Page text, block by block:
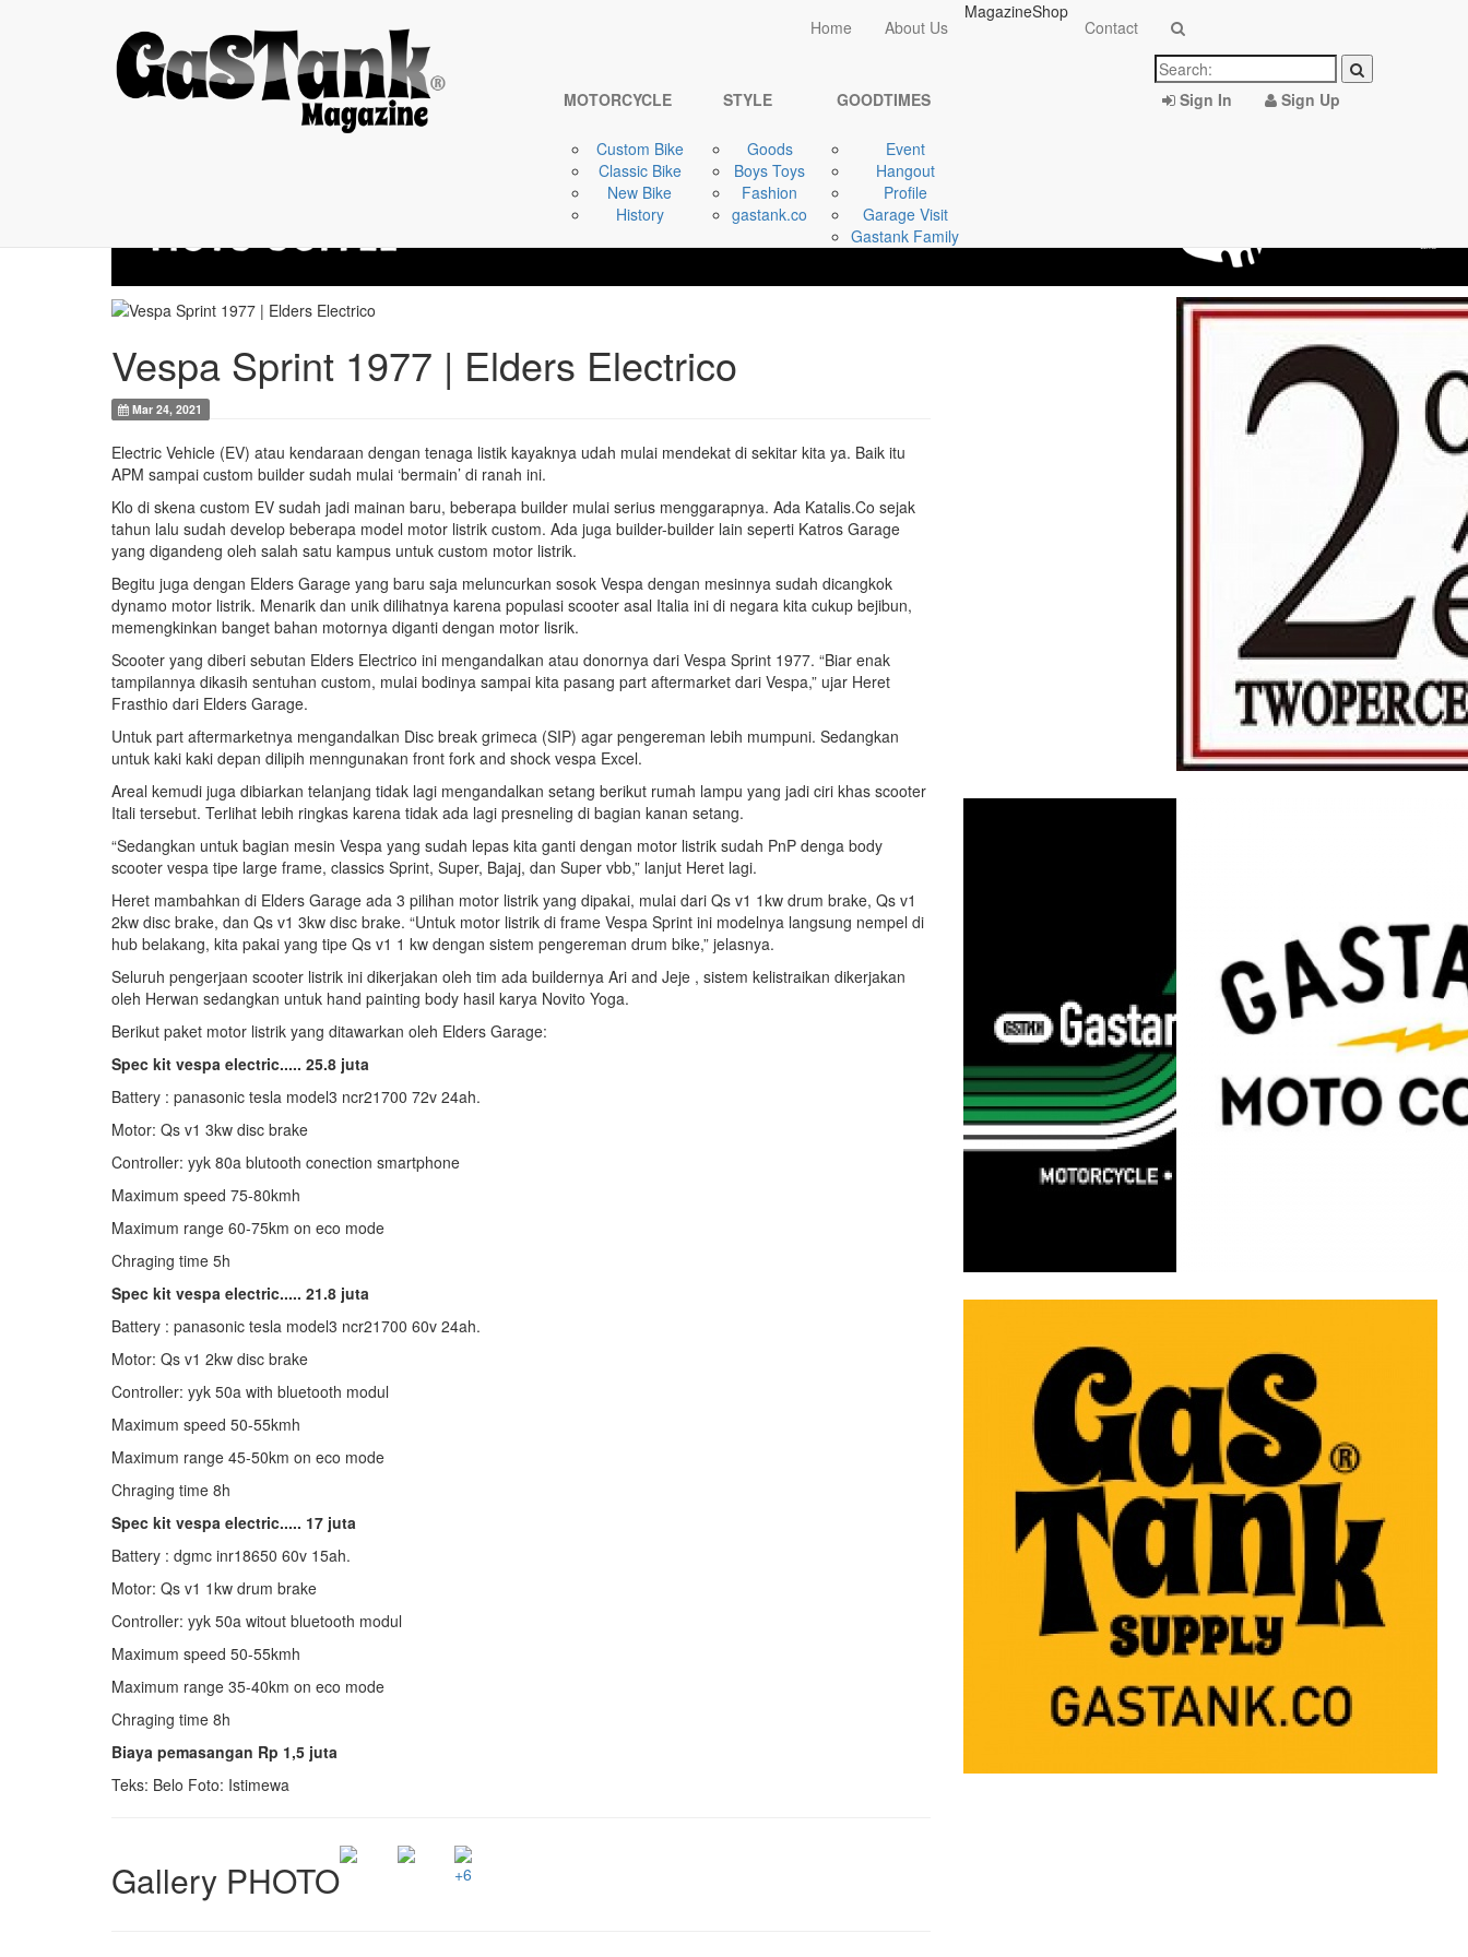
Home About Us
MagazineShop
Contact
MOTORCYCLE
Custom Bike
Classic Bike
New Bike
History
STYLE
Goods
Boys Toys
Fashion
gastank.co
GOODTIMES
Event
Hangout
Profile
Garage Visit
Gastank Family
Sign In Sign Up
Vespa Sprint 1977 |
Home
MOTORCYCLE
Vespa Sprint 1977 | Elders Electrico
Mar 24, 2021
Electric Vehicle (EV) atau kendaraan dengan tenaga listik kayaknya udah mulai mendekat di sekitar kita ya. Baik itu
APM sampai custom builder sudah mulai ‘bermain’ di ranah ini.
Klo di skena custom EV sudah jadi mainan baru, beberapa builder mulai serius menggarapnya. Ada Katalis.Co sejak
tahun lalu sudah develop beberapa model motor listrik custom. Ada juga builder-builder lain seperti Katros Garage
yang digandeng oleh salah satu kampus untuk custom motor listrik.
Begitu juga dengan Elders Garage yang baru saja meluncurkan sosok Vespa dengan mesinnya sudah dicangkok
dynamo motor listrik. Menarik dan unik dilihatnya karena populasi scooter asal Italia ini di negara kita cukup bejibun,
memengkinkan banget bahan motornya diganti dengan motor lisrik.
Scooter yang diberi sebutan Elders Electrico ini mengandalkan atau donornya dari Vespa Sprint 1977. “Biar enak
tampilannya dikasih sentuhan custom, mulai bodinya sampai kita pasang part aftermarket dari Vespa,” ujar Heret
Frasthio dari Elders Garage.
Untuk part aftermarketnya mengandalkan Disc break grimeca (SIP) agar pengereman lebih mumpuni. Sedangkan
untuk kaki kaki depan dilipih menngunakan front fork and shock vespa Excel.
Areal kemudi juga dibiarkan telanjang tidak lagi mengandalkan setang berikut rumah lampu yang jadi ciri khas scooter
Itali tersebut. Terlihat lebih ringkas karena tidak ada lagi presneling di bagian kanan setang.
“Sedangkan untuk bagian mesin Vespa yang sudah lepas kita ganti dengan motor listrik sudah PnP denga body
scooter vespa tipe large frame, classics Sprint, Super, Bajaj, dan Super vbb,” lanjut Heret lagi.
Heret mambahkan di Elders Garage ada 3 pilihan motor listrik yang dipakai, mulai dari Qs v1 1kw drum brake, Qs v1
2kw disc brake, dan Qs v1 3kw disc brake. “Untuk motor listrik di frame Vespa Sprint ini modelnya langsung nempel di
hub belakang, kita pakai yang tipe Qs v1 1 kw dengan sistem pengereman drum bike,” jelasnya.
Seluruh pengerjaan scooter listrik ini dikerjakan oleh tim ada buildernya Ari and Jeje , sistem kelistraikan dikerjakan
oleh Herwan sedangkan untuk hand painting body hasil karya Novito Yoga.
Berikut paket motor listrik yang ditawarkan oleh Elders Garage:
Spec kit vespa electric..... 25.8 juta
Battery : panasonic tesla model3 ncr21700 72v 24ah.
Motor: Qs v1 3kw disc brake
Controller: yyk 80a blutooth conection smartphone
Maximum speed 75-80kmh
Maximum range 60-75km on eco mode
Chraging time 5h
Spec kit vespa electric..... 21.8 juta
Battery : panasonic tesla model3 ncr21700 60v 24ah.
Motor: Qs v1 2kw disc brake
Controller: yyk 50a with bluetooth modul
Maximum speed 50-55kmh
Maximum range 45-50km on eco mode
Chraging time 8h
Spec kit vespa electric..... 17 juta
Battery : dgmc inr18650 60v 15ah.
Motor: Qs v1 1kw drum brake
Controller: yyk 50a witout bluetooth modul
Maximum speed 50-55kmh
Maximum range 35-40km on eco mode
Chraging time 8h
Biaya pemasangan Rp 1,5 juta
Teks: Belo Foto: Istimewa
Gallery PHOTO +6